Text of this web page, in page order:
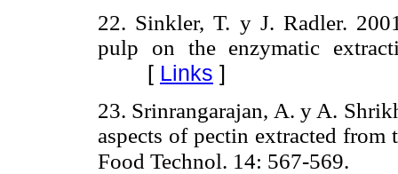
22. Sinkler, T. y J. Radler.
pulp on the enzymatic
[ Links ]
23. Srinrangarajan, A. y A.
aspects of pectin extracted
Food Technol. 14: 567-569.